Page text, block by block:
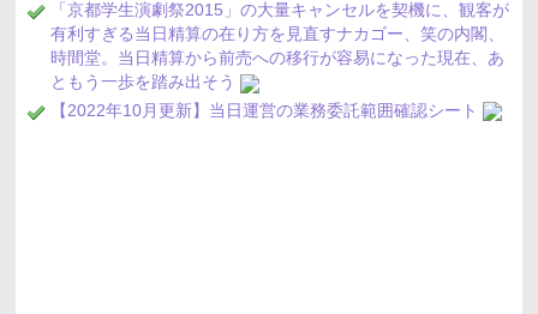
「京都学生演劇祭2015」の大量キャンセルを契機に、観客が
有利すぎる当日精算の在り方を見直すナカゴー、笑の内閣、
時間堂。当日精算から前売への移行が容易になった現在、あ
ともう一歩を踏み出そう
【2022年10月更新】当日運営の業務委託範囲確認シート